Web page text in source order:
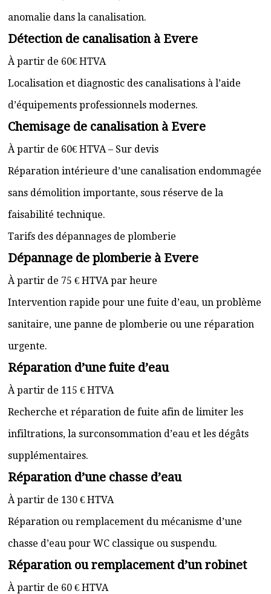
anomalie dans la canalisation.
Détection de canalisation à Evere
À partir de 60€ HTVA
Localisation et diagnostic des canalisations à l’aide
d’équipements professionnels modernes.
Chemisage de canalisation à Evere
À partir de 60€ HTVA – Sur devis
Réparation intérieure d’une canalisation endommagée
sans démolition importante, sous réserve de la
faisabilité technique.
Tarifs des dépannages de plomberie
Dépannage de plomberie à Evere
À partir de 75 € HTVA par heure
Intervention rapide pour une fuite d’eau, un problème
sanitaire, une panne de plomberie ou une réparation
urgente.
Réparation d’une fuite d’eau
À partir de 115 € HTVA
Recherche et réparation de fuite afin de limiter les
infiltrations, la surconsommation d’eau et les dégâts
supplémentaires.
Réparation d’une chasse d’eau
À partir de 130 € HTVA
Réparation ou remplacement du mécanisme d’une
chasse d’eau pour WC classique ou suspendu.
Réparation ou remplacement d’un robinet
À partir de 60 € HTVA